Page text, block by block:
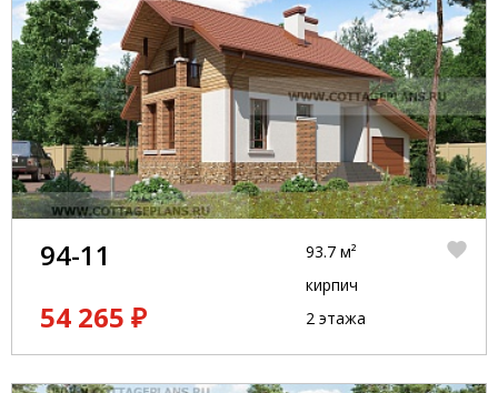
94-11
54 265 ₽
93.7 м²
кирпич
2 этажа